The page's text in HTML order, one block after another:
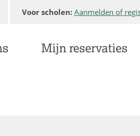
Voor scholen: Aanmelden of
Mijn reservaties